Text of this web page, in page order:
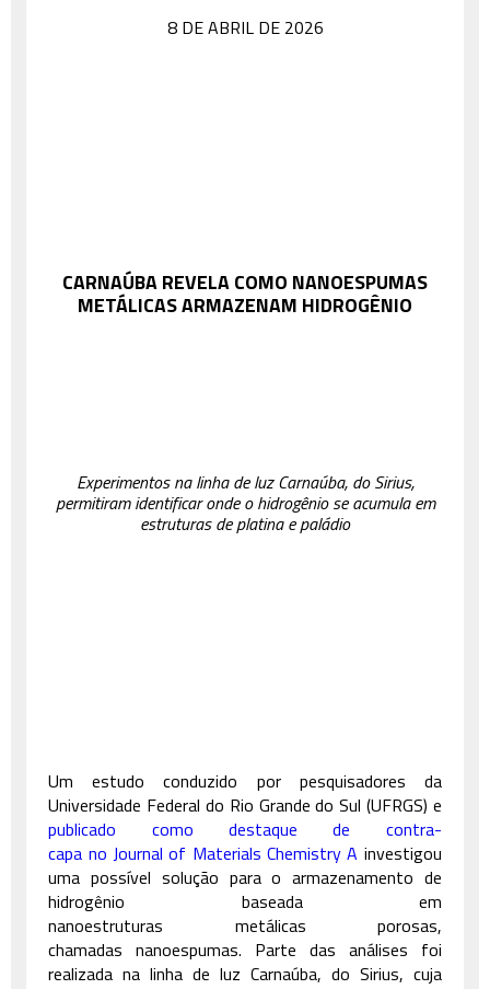
8 DE ABRIL DE 2026
CARNAÚBA REVELA COMO NANOESPUMAS
METÁLICAS ARMAZENAM HIDROGÊNIO
Experimentos na linha de luz Carnaúba, do Sirius,
permitiram identificar onde o hidrogênio se acumula em
estruturas de platina e paládio
Um estudo conduzido por pesquisadores da
Universidade Federal do Rio Grande do Sul (UFRGS) e
publicado como destaque de contra-
capa no Journal of Materials Chemistry A investigou
uma possível solução para o armazenamento de
hidrogênio baseada em
nanoestruturas metálicas porosas,
chamadas nanoespumas. Parte das análises foi
realizada na linha de luz Carnaúba, do Sirius, cuja